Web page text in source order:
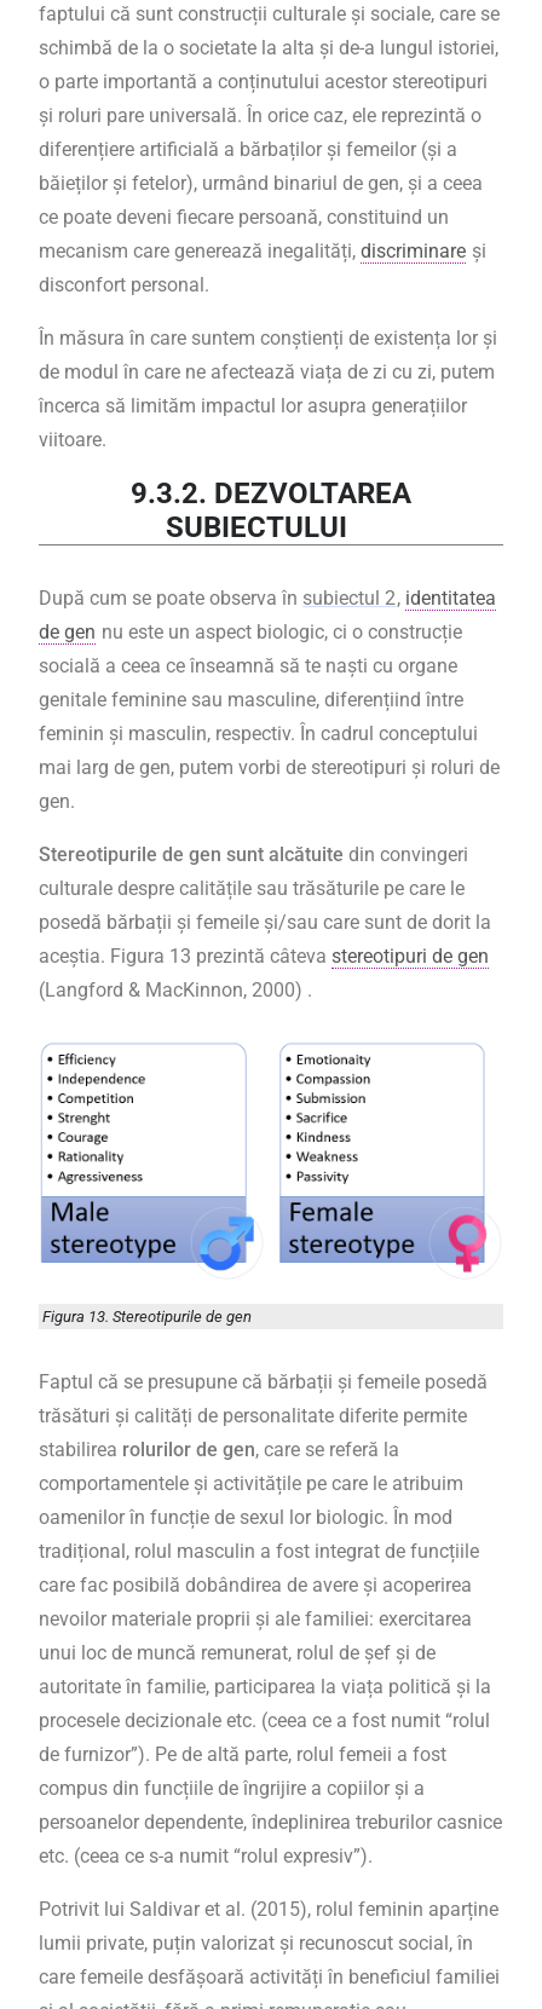
faptului că sunt construcții culturale și sociale, care se
schimbă de la o societate la alta și de-a lungul istoriei,
o parte importantă a conținutului acestor stereotipuri
și roluri pare universală. În orice caz, ele reprezintă o
diferențiere artificială a bărbaților și femeilor (și a
băieților și fetelor), urmând binariul de gen, și a ceea
ce poate deveni fiecare persoană, constituind un
mecanism care generează inegalități, discriminare și
disconfort personal.
În măsura în care suntem conștienți de existența lor și
de modul în care ne afectează viața de zi cu zi, putem
încerca să limităm impactul lor asupra generațiilor
viitoare.
9.3.2. DEZVOLTAREA
SUBIECTULUI
După cum se poate observa în subiectul 2, identitatea
de gen nu este un aspect biologic, ci o construcție
socială a ceea ce înseamnă să te naști cu organe
genitale feminine sau masculine, diferențiind între
feminin și masculin, respectiv. În cadrul conceptului
mai larg de gen, putem vorbi de stereotipuri și roluri de
gen.
Stereotipurile de gen sunt alcătuite din convingeri
culturale despre calitățile sau trăsăturile pe care le
posedă bărbații și femeile și/sau care sunt de dorit la
aceștia. Figura 13 prezintă câteva stereotipuri de gen
(Langford & MacKinnon, 2000) .
Figura 13. Stereotipurile de gen
Faptul că se presupune că bărbații și femeile posedă
trăsături și calități de personalitate diferite permite
stabilirea rolurilor de gen, care se referă la
comportamentele și activitățile pe care le atribuim
oamenilor în funcție de sexul lor biologic. În mod
tradițional, rolul masculin a fost integrat de funcțiile
care fac posibilă dobândirea de avere și acoperirea
nevoilor materiale proprii și ale familiei: exercitarea
unui loc de muncă remunerat, rolul de șef și de
autoritate în familie, participarea la viața politică și la
procesele decizionale etc. (ceea ce a fost numit “rolul
de furnizor”). Pe de altă parte, rolul femeii a fost
compus din funcțiile de îngrijire a copiilor și a
persoanelor dependente, îndeplinirea treburilor casnice
etc. (ceea ce s-a numit “rolul expresiv”).
Potrivit lui Saldivar et al. (2015), rolul feminin aparține
lumii private, puțin valorizat și recunoscut social, în
care femeile desfășoară activități în beneficiul familiei